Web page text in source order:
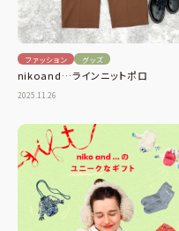
ファッション グッズ
nikoand…ラインニットポロ
2025.11.26